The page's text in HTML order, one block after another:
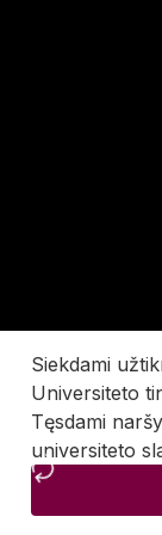
Siekdami
Universiteto
Tęsdami
universiteto